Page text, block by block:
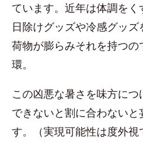
ています。近年は体調をく
日除けグッズや冷感グッズ
荷物が膨らみそれを持つ
環。
この凶悪な暑さを味方に
できないと割に合わないと
す。（実現可能性は度外視